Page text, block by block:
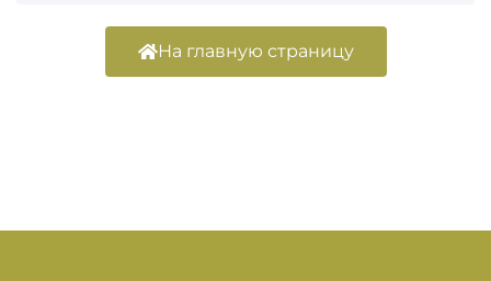
На главную страницу